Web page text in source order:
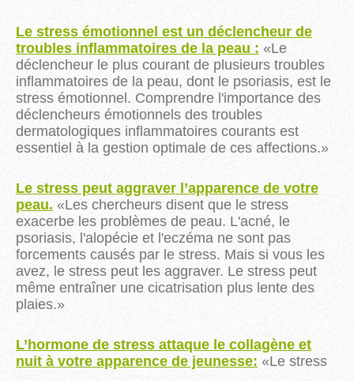
Le stress émotionnel est un déclencheur de
troubles inflammatoires de la peau : «Le
déclencheur le plus courant de plusieurs troubles
inflammatoires de la peau, dont le psoriasis, est le
stress émotionnel. Comprendre l'importance des
déclencheurs émotionnels des troubles
dermatologiques inflammatoires courants est
essentiel à la gestion optimale de ces affections.»
Le stress peut aggraver l’apparence de votre
peau. «Les chercheurs disent que le stress
exacerbe les problèmes de peau. L'acné, le
psoriasis, l'alopécie et l'eczéma ne sont pas
forcements causés par le stress. Mais si vous les
avez, le stress peut les aggraver. Le stress peut
même entraîner une cicatrisation plus lente des
plaies.»
L’hormone de stress attaque le collagène et
nuit à votre apparence de jeunesse: «Le stress